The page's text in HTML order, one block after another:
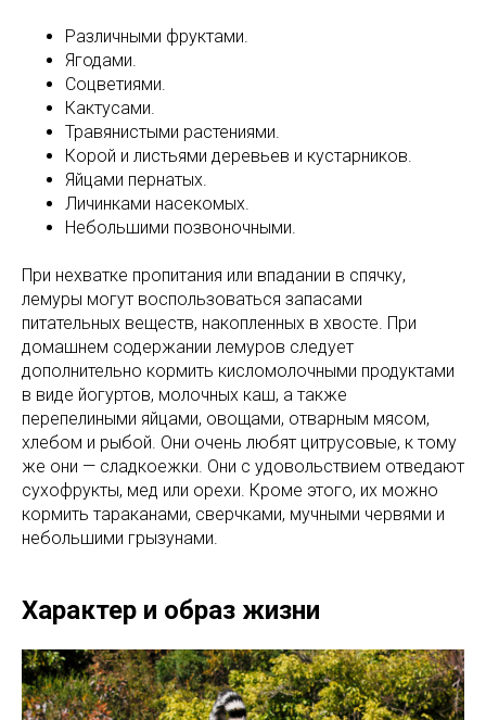
Различными фруктами.
Ягодами.
Соцветиями.
Кактусами.
Травянистыми растениями.
Корой и листьями деревьев и кустарников.
Яйцами пернатых.
Личинками насекомых.
Небольшими позвоночными.
При нехватке пропитания или впадании в спячку,
лемуры могут воспользоваться запасами
питательных веществ, накопленных в хвосте. При
домашнем содержании лемуров следует
дополнительно кормить кисломолочными продуктами
в виде йогуртов, молочных каш, а также
перепелиными яйцами, овощами, отварным мясом,
хлебом и рыбой. Они очень любят цитрусовые, к тому
же они — сладкоежки. Они с удовольствием отведают
сухофрукты, мед или орехи. Кроме этого, их можно
кормить тараканами, сверчками, мучными червями и
небольшими грызунами.
Характер и образ жизни